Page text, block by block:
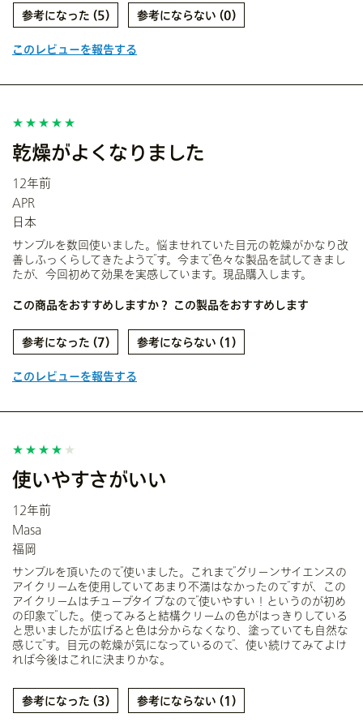
5 0
このレビューを報告する
乾燥がよくなりました
12年前
APR
日本
サンプルを数回使いました。悩ませれていた目元の乾燥がかなり改
善しふっくらしてきたようです。今まで色々な製品を試してきまし
たが、今回初めて効果を実感しています。現品購入します。
この商品をおすすめしますか？ この製品をおすすめします
7 1
このレビューを報告する
使いやすさがいい
12年前
Masa
福岡
サンプルを頂いたので使いました。これまでグリーンサイエンスの
アイクリームを使用していてあまり不満はなかったのですが、この
アイクリームはチューブタイプなので使いやすい！というのが初め
の印象でした。使ってみると結構クリームの色がはっきりしている
と思いましたが広げると色は分からなくなり、塗っていても自然な
感じです。目元の乾燥が気になっているので、使い続けてみてよけ
れば今後はこれに決まりかな。
3 1